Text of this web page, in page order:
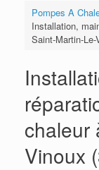
Pompes A
Installation,
Saint-Martin-
chaleur
Vinoux